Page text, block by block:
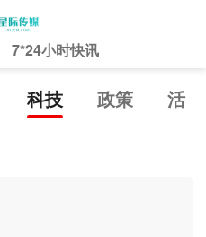
7*24小时快讯
科技 政策
活